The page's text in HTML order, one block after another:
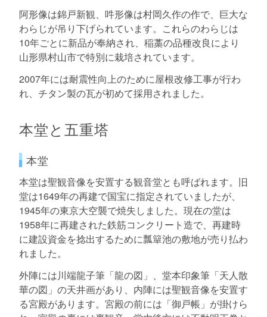
阿形像は錦戸新観、吽形像は村岡久作の作で、巨大な
わらじが吊り下げられています。これらのわらじは
10年ごとに新品が奉納され、稲藁の品種改良により
山形県村山市で特別に栽培されています。
2007年には耐震性向上のために屋根改修工事が行わ
れ、チタン製の瓦が初めて採用されました。
本堂と五重塔
本堂
本堂は聖観音像を安置する観音堂とも呼ばれます。旧
堂は1649年の再建で国宝に指定されていましたが、
1945年の東京大空襲で焼失しました。現在の堂は
1958年に再建された鉄筋コンクリート造で、再建時
に建設資金を捻出するために瓢簞池の敷地が売り払わ
れました。
外陣には川端龍子筆「龍の図」、堂本印象筆「天人散
華の図」の天井画があり、内陣には聖観音像を安置す
る宮殿があります。宮殿の前には「御戸帳」が掛けら